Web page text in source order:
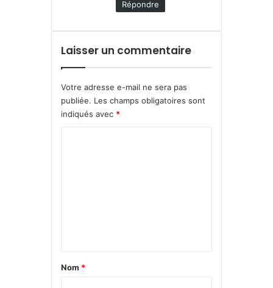
Répondre
Laisser un commentaire
Votre adresse e-mail ne sera pas
publiée. Les champs obligatoires sont
indiqués avec *
a
Nom *